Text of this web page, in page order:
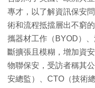
專才，以了解資訊保安
術和流程抵擋層出不窮
攜器材工作（BYOD）
斷擴張且模糊，增加資
物聯保安，受訪者稱其
安總監）、CTO（技術